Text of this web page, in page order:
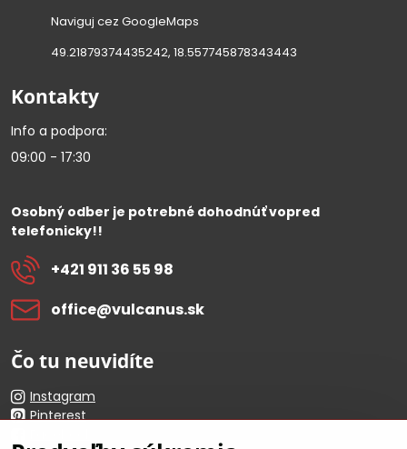
Naviguj cez GoogleMaps
49.21879374435242, 18.557745878343443
Kontakty
Info a podpora:
09:00 - 17:30
Osobný odber je potrebné dohodnúť vopred
telefonicky!!
+421 911 36 55 98
office​@vulcanus​.sk
Čo tu neuvidíte
Instagram
Pinterest